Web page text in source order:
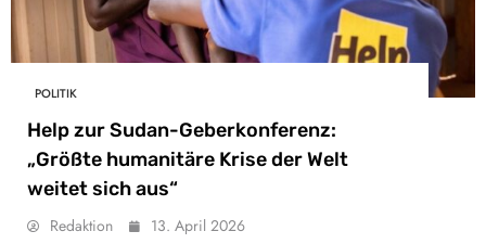
POLITIK
Help zur Sudan-Geberkonferenz:
„Größte humanitäre Krise der Welt
weitet sich aus“
Redaktion 13. April 2026